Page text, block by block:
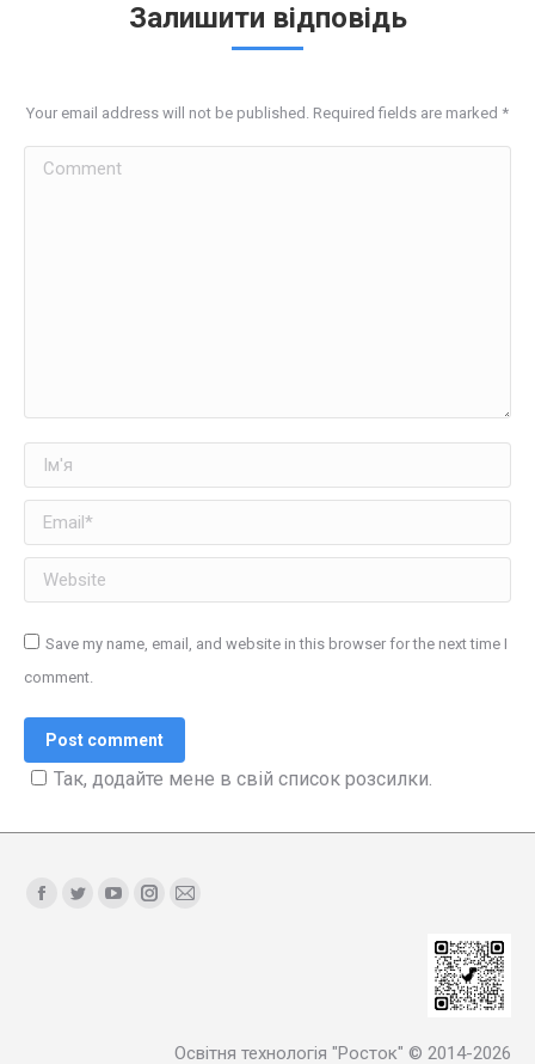
Залишити відповідь
Your email address will not be published. Required fields are marked *
Comment
Ім'я
Email *
Website
Save my name, email, and website in this browser for the next time I
comment.
Post comment
Так, додайте мене в свій список розсилки.
Find us on:
Facebook
TwitterYouTube
Instagram
Mail
Освітня технологія "Росток" © 2014-2026